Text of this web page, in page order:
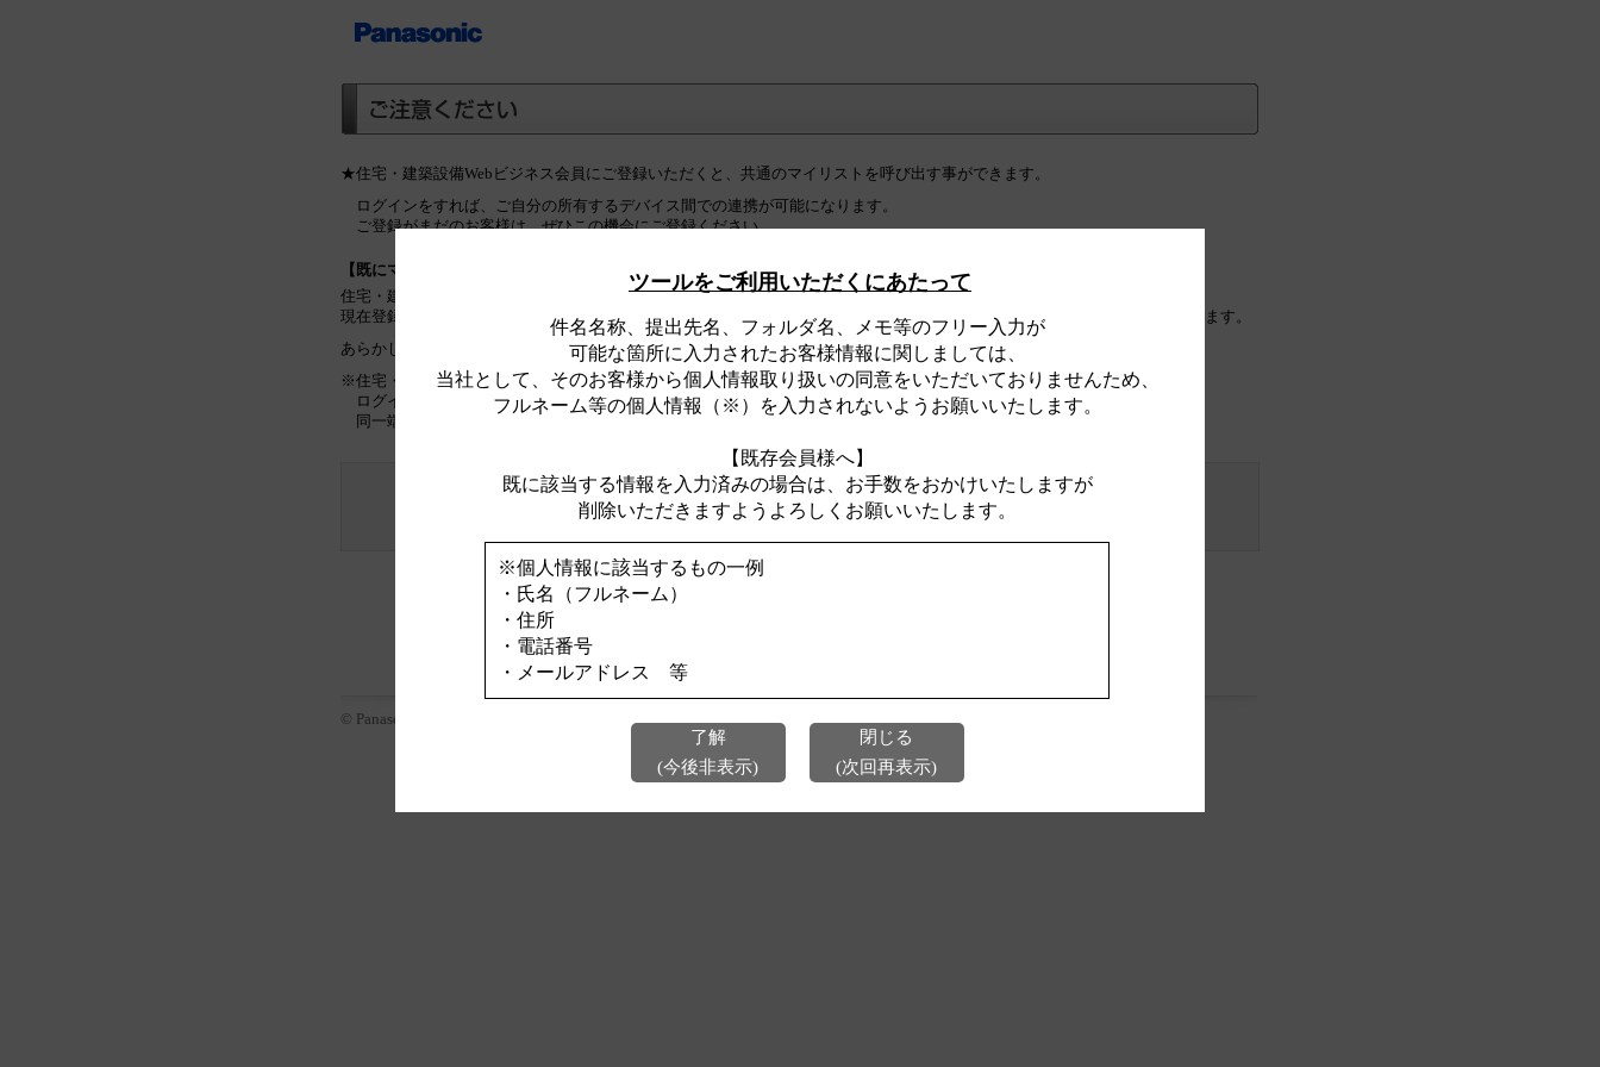
★住宅・建築設備Webビジネス会員にご登録いただくと、共通のマイリストを呼び出す事ができます。
ログインをすれば、ご自分の所有するデバイス間での連携が可能になります。
ご登録がまだのお客様は、ぜひこの機会にご登録ください。
【既にマイリストをご利用の皆様へ】
住宅・建築設備Webビジネス会員への『初回ログイン時』に限り、ログインが完了した時点で、
現在登録しているマイリスト全件が、住宅・建築設備Webビジネス会員用マイリストとして『自動的』に紐付け（移動）されます。
あらかじめご了承ください。
※住宅・建築設備Webビジネス会員用マイリストは、ログイン時のみ、閲覧可能なリストです。
ログインをしていない場合は、
同一端末のみで管理可能な一般用マイリストをサイト上に表示します。
今後、このページを表示しない
© Panasonic Corporation
ツールをご利用いただくにあたって
件名名称、提出先名、フォルダ名、メモ等のフリー入力が
可能な箇所に入力されたお客様情報に関しましては、
当社として、そのお客様から個人情報取り扱いの同意をいただいておりませんため、
フルネーム等の個人情報（※）を入力されないようお願いいたします。
【既存会員様へ】
既に該当する情報を入力済みの場合は、お手数をおかけいたしますが
削除いただきますようよろしくお願いいたします。
※個人情報に該当するもの一例
・氏名（フルネーム）
・住所
・電話番号
・メールアドレス 等
了解
(今後非表示)
閉じる
(次回再表示)